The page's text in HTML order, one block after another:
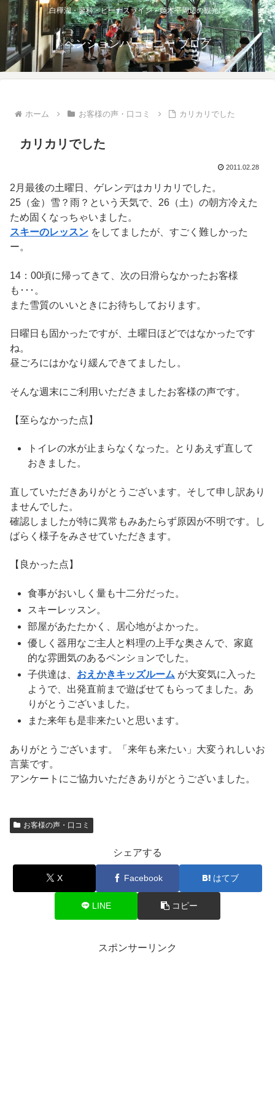
白樺湖・蓼科・ビーナスライン・姫木平周辺の観光に
ペンションハーモニー ブログ
ホーム お客様の声・口コミ カリカリでした
カリカリでした
2011.02.28
2月最後の土曜日、ゲレンデはカリカリでした。
25（金）雪？雨？という天気で、26（土）の朝方冷えた
ため固くなっちゃいました。
スキーのレッスン をしてましたが、すごく難しかった
ー。
14：00頃に帰ってきて、次の日滑らなかったお客様
も･･･。
また雪質のいいときにお待ちしております。
日曜日も固かったですが、土曜日ほどではなかったです
ね。
昼ごろにはかなり緩んできてましたし。
そんな週末にご利用いただきましたお客様の声です。
【至らなかった点】
トイレの水が止まらなくなった。とりあえず直して
おきました。
直していただきありがとうございます。そして申し訳あり
ませんでした。
確認しましたが特に異常もみあたらず原因が不明です。し
ばらく様子をみさせていただきます。
【良かった点】
食事がおいしく量も十二分だった。
スキーレッスン。
部屋があたたかく、居心地がよかった。
優しく器用なご主人と料理の上手な奥さんで、家庭
的な雰囲気のあるペンションでした。
子供達は、 おえかきキッズルーム が大変気に入った
ようで、出発直前まで遊ばせてもらってました。あ
りがとうございました。
また来年も是非来たいと思います。
ありがとうございます。「来年も来たい」大変うれしいお
言葉です。
アンケートにご協力いただきありがとうございました。
お客様の声・口コミ
シェアする
X Facebook はてブ
LINE コピー
スポンサーリンク